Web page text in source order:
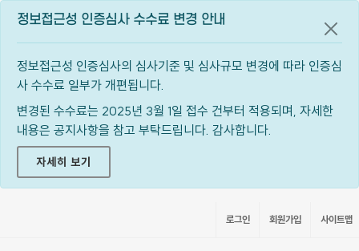
정보접근성 인증심사 수수료 변경 안내
정보접근성 인증심사의 심사기준 및 심사규모 변경에 따라 인증심
사 수수료 일부가 개편됩니다.
변경된 수수료는 2025년 3월 1일 접수 건부터 적용되며, 자세한
내용은 공지사항을 참고 부탁드립니다. 감사합니다.
자세히 보기
공지
로그인 회원가입 사이트맵